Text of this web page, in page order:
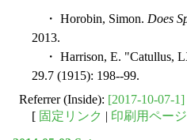
・ Horobin, Simon. Does
2013.
・ Harrison, E. "Catullus,
29.7 (1915): 198--99.
Referrer (Inside): [2017-10-07-1]
[ 固定リンク | 印刷用ページ